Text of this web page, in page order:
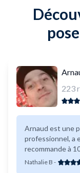
223
Arnaud est une
professionnel, a
recommande à
Nathalie B -